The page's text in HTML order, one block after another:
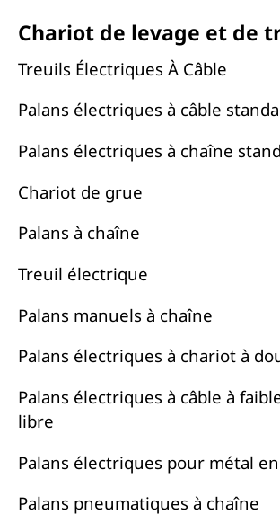
Chariot de levage et de
Treuils Électriques À Câble
Palans électriques à câble
Palans électriques à chaîne
Chariot de grue
Palans à chaîne
Treuil électrique
Palans manuels à chaîne
Palans électriques à chariot à
Palans électriques à câble à
libre
Palans électriques pour métal
Palans pneumatiques à chaîne